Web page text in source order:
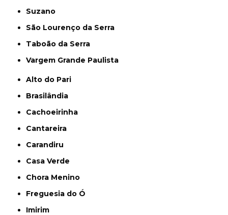
Suzano
São Lourenço da Serra
Taboão da Serra
Vargem Grande Paulista
Alto do Pari
Brasilândia
Cachoeirinha
Cantareira
Carandiru
Casa Verde
Chora Menino
Freguesia do Ó
Imirim